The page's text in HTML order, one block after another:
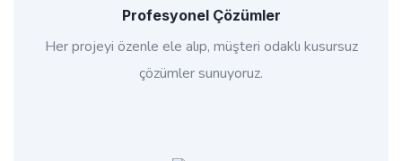
Profesyonel Çözümler
Her projeyi özenle ele alıp, müşteri odaklı kusursuz
çözümler sunuyoruz.